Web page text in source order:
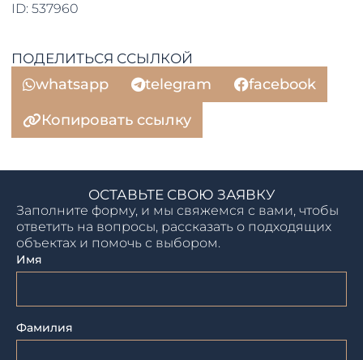
ID: 537960
ПОДЕЛИТЬСЯ ССЫЛКОЙ
whatsapp telegram
facebook
Копировать ссылку
ОСТАВЬТЕ СВОЮ ЗАЯВКУ
Заполните форму, и мы свяжемся с вами, чтобы
ответить на вопросы, рассказать о подходящих
объектах и помочь с выбором.
Имя
Фамилия